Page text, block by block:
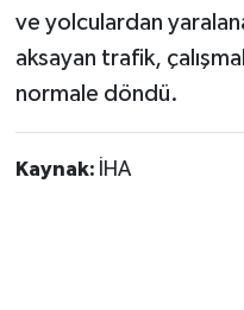
ve yolculardan
aksayan trafik,
normale döndü.
Kaynak: İHA